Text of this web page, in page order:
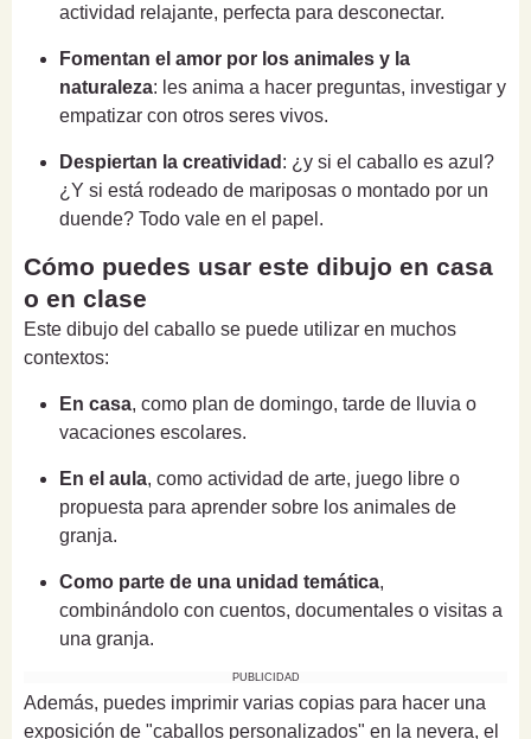
actividad relajante, perfecta para desconectar.
Fomentan el amor por los animales y la
naturaleza: les anima a hacer preguntas, investigar y
empatizar con otros seres vivos.
Despiertan la creatividad : ¿y si el caballo es azul?
¿Y si está rodeado de mariposas o montado por un
duende? Todo vale en el papel.
Cómo puedes usar este dibujo en casa
o en clase
Este dibujo del caballo se puede utilizar en muchos
contextos:
En casa, como plan de domingo, tarde de lluvia o
vacaciones escolares.
En el aula, como actividad de arte, juego libre o
propuesta para aprender sobre los animales de
granja.
Como parte de una unidad temática,
combinándolo con cuentos, documentales o visitas a
una granja.
PUBLICIDAD
Además, puedes imprimir varias copias para hacer una
exposición de "caballos personalizados" en la nevera, el